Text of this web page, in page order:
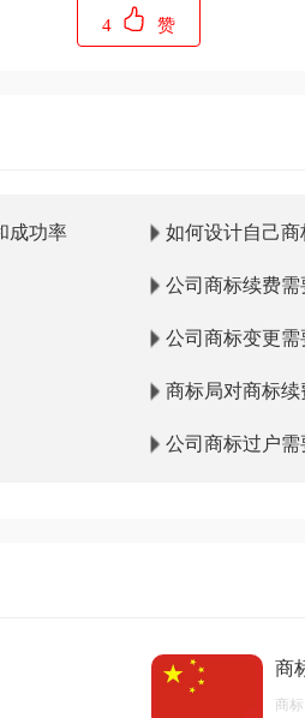
4 赞
成功率 如何设计自己商
公司商标续费需
公司商标变更需
商标局对商标续
公司商标过户需
商
商